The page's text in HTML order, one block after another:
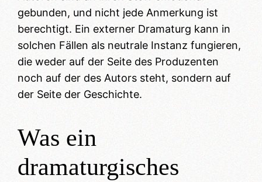
gebunden, und nicht jede Anmerkung ist
berechtigt. Ein externer Dramaturg kann in
solchen Fällen als neutrale Instanz fungieren,
die weder auf der Seite des Produzenten
noch auf der des Autors steht, sondern auf
der Seite der Geschichte.
Was ein
dramaturgisches